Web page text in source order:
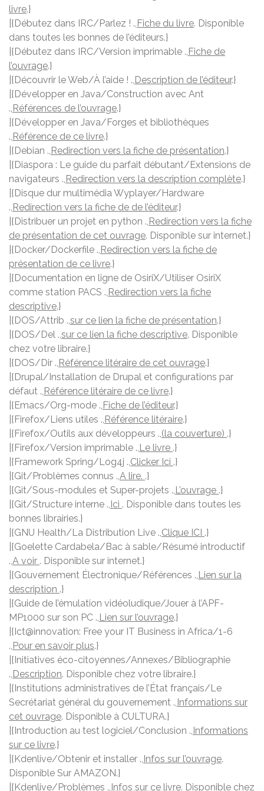
livre.}
|{Débutez dans IRC/Parlez ! ., Fiche du livre. Disponible
dans toutes les bonnes de l’éditeurs.}
|{Débutez dans IRC/Version imprimable ., Fiche de
l’ouvrage.}
|{Découvrir le Web/À l’aide ! ., Description de l’éditeur.}
|{Développer en Java/Construction avec Ant
., Références de l’ouvrage.}
|{Développer en Java/Forges et bibliothèques
., Référence de ce livre.}
|{Debian ., Redirection vers la fiche de présentation.}
|{Diaspora : Le guide du parfait débutant/Extensions de
navigateurs ., Redirection vers la description complète.}
|{Disque dur multimédia Wyplayer/Hardware
., Redirection vers la fiche de de l’éditeur.}
|{Distribuer un projet en python ., Redirection vers la fiche
de présentation de cet ouvrage. Disponible sur internet.}
|{Docker/Dockerfile ., Redirection vers la fiche de
présentation de ce livre.}
|{Documentation en ligne de OsiriX/Utiliser OsiriX
comme station PACS ., Redirection vers la fiche
descriptive.}
|{DOS/Attrib .,sur ce lien la fiche de présentation.}
|{DOS/Del .,sur ce lien la fiche descriptive. Disponible
chez votre libraire.}
|{DOS/Dir ., Référence litéraire de cet ouvrage.}
|{Drupal/Installation de Drupal et configurations par
défaut ., Référence litéraire de ce livre.}
|{Emacs/Org-mode ., Fiche de l’éditeur.}
|{Firefox/Liens utiles ., Référence litéraire.}
|{Firefox/Outils aux développeurs .,(la couverture) .}
|{Firefox/Version imprimable ., Le livre .}
|{Framework Spring/Log4j .,Clicker Ici .}
|{Git/Problèmes connus .,A lire. .}
|{Git/Sous-modules et Super-projets ., L’ouvrage .}
|{Git/Structure interne ., Ici . Disponible dans toutes les
bonnes librairies.}
|{GNU Health/La Distribution Live .,Clique ICI .}
|{Goelette Cardabela/Bac à sable/Résumé introductif
.,A voir . Disponible sur internet.}
|{Gouvernement Électronique/Références ., Lien sur la
description .}
|{Guide de l’émulation vidéoludique/Jouer à l’APF-
MP1000 sur son PC ., Lien sur l’ouvrage.}
|{Ict@innovation: Free your IT Business in Africa/1-6
., Pour en savoir plus.}
|{Initiatives éco-citoyennes/Annexes/Bibliographie
., Description. Disponible chez votre libraire.}
|{Institutions administratives de l’État français/Le
Secrétariat général du gouvernement ., Informations sur
cet ouvrage. Disponible à CULTURA.}
|{Introduction au test logiciel/Conclusion ., Informations
sur ce livre.}
|{Kdenlive/Obtenir et installer ., Infos sur l’ouvrage.
Disponible Sur AMAZON.}
|{Kdenlive/Problèmes ., Infos sur ce livre. Disponible chez